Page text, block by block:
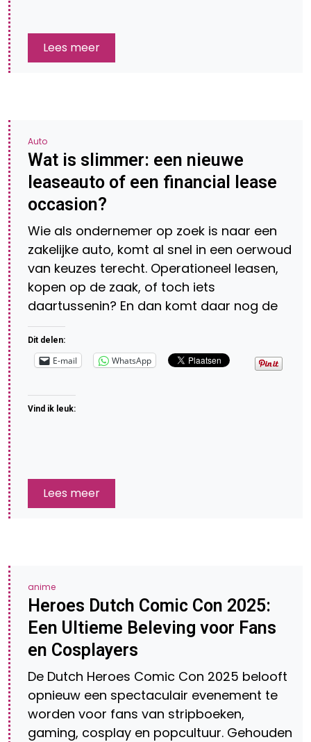
Lees meer
Auto
Wat is slimmer: een nieuwe
leaseauto of een financial lease
occasion?
Wie als ondernemer op zoek is naar een
zakelijke auto, komt al snel in een oerwoud
van keuzes terecht. Operationeel leasen,
kopen op de zaak, of toch iets
daartussenin? En dan komt daar nog de
Dit delen:
E-mail WhatsApp
Vind ik leuk:
Lees meer
anime
Heroes Dutch Comic Con 2025:
Een Ultieme Beleving voor Fans
en Cosplayers
De Dutch Heroes Comic Con 2025 belooft
opnieuw een spectaculair evenement te
worden voor fans van stripboeken,
gaming, cosplay en popcultuur. Gehouden